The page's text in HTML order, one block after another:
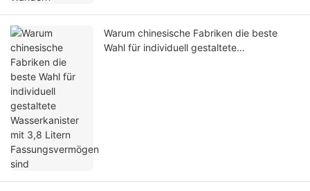
Warum chinesische Fabriken die beste
Wahl für individuell gestaltete